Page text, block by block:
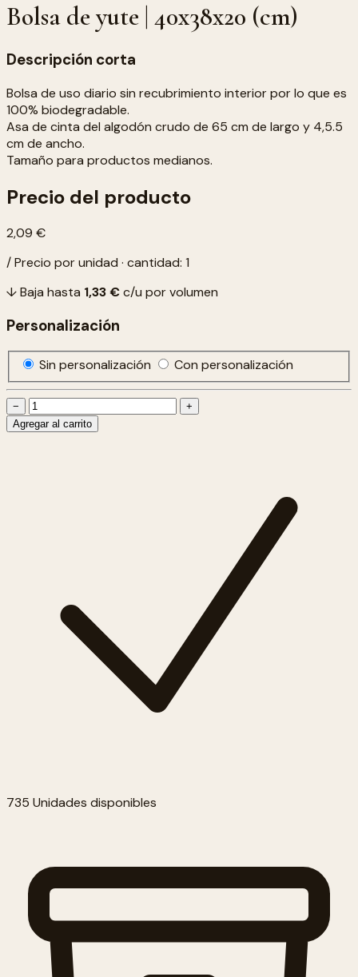
Bolsa de yute | 40x38x20 (cm)
Descripción corta
Bolsa de uso diario sin recubrimiento interior por lo que es
100% biodegradable.
Asa de cinta del algodón crudo de 65 cm de largo y 4,5.5
cm de ancho.
Tamaño para productos medianos.
Precio del producto
2,09 €
/ Precio por unidad · cantidad: 1
↓ Baja hasta 1,33 €c/u por volumen
Personalización
Sin personalización Con personalización
−
+
Agregar al carrito
735 Unidades disponibles